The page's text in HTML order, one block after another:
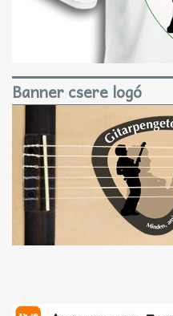
Banner csere logó